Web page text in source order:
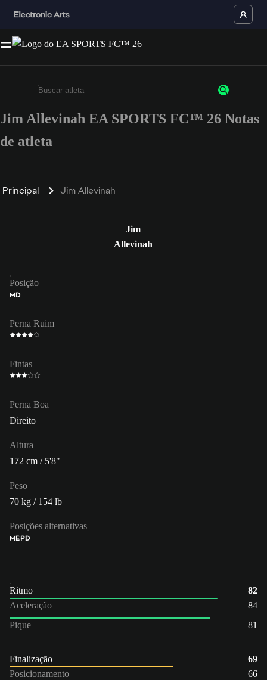
Insira pelo menos 3 caracteres ou números
Jim Allevinah EA SPORTS FC™ 26 Notas
de atleta
Principal Jim Allevinah
Jim
Allevinah
Posição
MD
Perna Ruim
Fintas
Perna Boa
Direito
Altura
172 cm / 5'8"
Peso
70 kg / 154 lb
Posições alternativas
MEPD
Ritmo
82
Aceleração
84
Pique
81
Finalização
69
Posicionamento
66